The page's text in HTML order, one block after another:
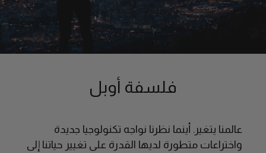
فلسفة أوبل
عالمنا يتغير. أينما نظرنا نواجه تكنولوجيا جديدة
واختراعات متطورة لديها القدرة على تغيير حياتنا إلى